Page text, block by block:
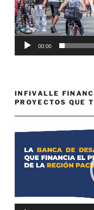
00:00
INFIVALLE
PROYECTOS QUE
de